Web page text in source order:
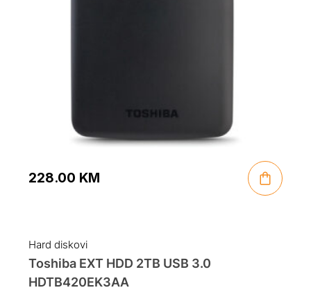
228.00 KM
Hard diskovi
Toshiba EXT HDD 2TB USB 3.0
HDTB420EK3AA